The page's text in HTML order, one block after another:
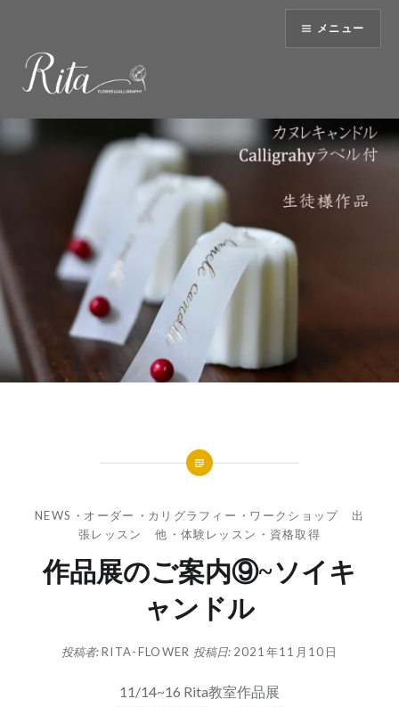
へ
ス
メニュー
NEWS ・ オーダー ・ カリグラフィー ・ ワークショップ 出
張レッスン 他 ・ 体験レッスン ・ 資格取得
作品展のご案内⑨~ソイキ
ャンドル
投稿者:RITA-FLOWER 投稿日: 2021年11月10日
11/14~16 Rita教室作品展